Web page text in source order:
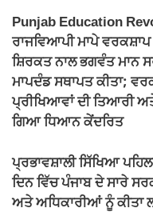
e
b
o
o
k
s
A
p
p
a
Punjab Education
ਰਾਜਵਿਆਪੀ ਮਾਪੇ
ਸ਼ਿਰਕਤ ਨਾਲ ਭਗਵੰਤ ਮਾਨ
ਮਾਪਦੰਡ ਸਥਾਪਤ ਕੀਤਾ;
ਪ੍ਰੀਖਿਆਵਾਂ ਦੀ ਤਿਆਰੀ
ਗਿਆ ਧਿਆਨ ਕੇਂਦਰਿਤ
ਪ੍ਰਭਾਵਸ਼ਾਲੀ ਸਿੱਖਿਆ
ਦਿਨ ਵਿੱਚ ਪੰਜਾਬ ਦੇ ਸਾਰੇ
ਅਤੇ ਅਧਿਕਾਰੀਆਂ ਨੂੰ ਕੀਤਾ